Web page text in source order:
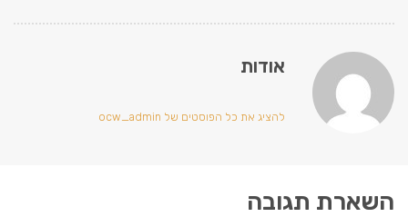
אודות
להציג את כל הפוסטים של ocw_admin
השארת תגובה